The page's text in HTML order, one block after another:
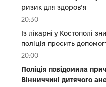
ризик для здоров’я
20:30
Із лікарні у Костополі
поліція просить
20:00
Поліція повідомила
Вінниччині дитячого